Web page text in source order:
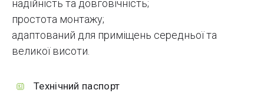
надійність та довговічність;
простота монтажу;
адаптований для приміщень середньої та
великої висоти.
Технічний паспорт